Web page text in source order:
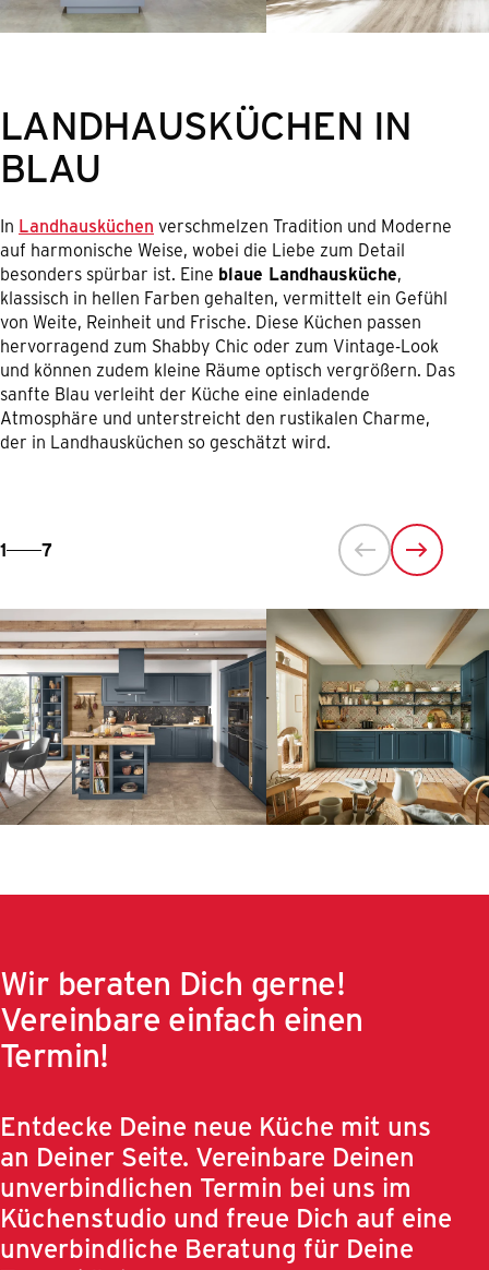
LANDHAUSKÜCHEN IN
BLAU
In Landhausküchen verschmelzen Tradition und Moderne
auf harmonische Weise, wobei die Liebe zum Detail
besonders spürbar ist. Eine blaue Landhausküche,
klassisch in hellen Farben gehalten, vermittelt ein Gefühl
von Weite, Reinheit und Frische. Diese Küchen passen
hervorragend zum Shabby Chic oder zum Vintage-Look
und können zudem kleine Räume optisch vergrößern. Das
sanfte Blau verleiht der Küche eine einladende
Atmosphäre und unterstreicht den rustikalen Charme,
der in Landhausküchen so geschätzt wird.
1 7
Wir beraten Dich gerne!
Vereinbare einfach einen
Termin!
Entdecke Deine neue Küche mit uns
an Deiner Seite. Vereinbare Deinen
unverbindlichen Termin bei uns im
Küchenstudio und freue Dich auf eine
unverbindliche Beratung für Deine